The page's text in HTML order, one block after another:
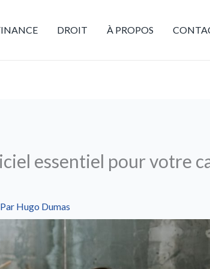
DROIT À PROPOS
essentiel pour votre
Hugo Dumas